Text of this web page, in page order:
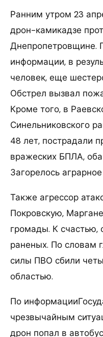
Ранним утром 23
дрон-камикадзе
Днепропетровщине.
информации, в
человек, еще
Обстрел вызвал
Кроме того, в
Синельниковского
48 лет, пострадали
вражеских БПЛА,
Загорелось
Также агрессор
Покровскую,
громады. К счастью,
раненых. По словам
силы ПВО сбили
областью.
По
чрезвычайным
дрон попал в